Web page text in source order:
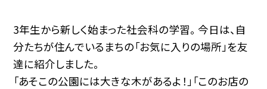
3年生から新しく始まった社会科の学習。 今日は、自
分たちが住んでいるまちの「お気に入りの場所」を友
達に紹介しました。
「あそこの公園には大きな木があるよ！」「このお店の